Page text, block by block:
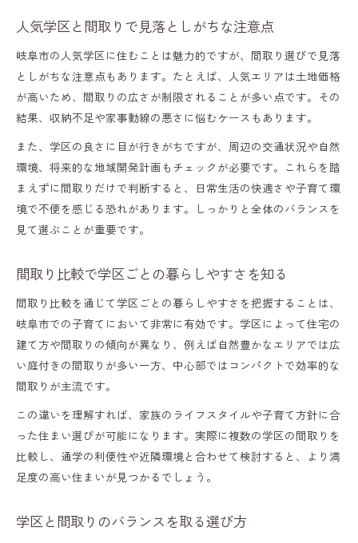
人気学区と間取りで見落としがちな注意点
岐阜市の人気学区に住むことは魅力的ですが、間取り選びで見落
としがちな注意点もあります。たとえば、人気エリアは土地価格
が高いため、間取りの広さが制限されることが多い点です。その
結果、収納不足や家事動線の悪さに悩むケースもあります。
また、学区の良さに目が行きがちですが、周辺の交通状況や自然
環境、将来的な地域開発計画もチェックが必要です。これらを踏
まえずに間取りだけで判断すると、日常生活の快適さや子育て環
境で不便を感じる恐れがあります。しっかりと全体のバランスを
見て選ぶことが重要です。
間取り比較で学区ごとの暮らしやすさを知る
間取り比較を通じて学区ごとの暮らしやすさを把握することは、
岐阜市での子育てにおいて非常に有効です。学区によって住宅の
建て方や間取りの傾向が異なり、例えば自然豊かなエリアでは広
い庭付きの間取りが多い一方、中心部ではコンパクトで効率的な
間取りが主流です。
この違いを理解すれば、家族のライフスタイルや子育て方針に合
った住まい選びが可能になります。実際に複数の学区の間取りを
比較し、通学の利便性や近隣環境と合わせて検討すると、より満
足度の高い住まいが見つかるでしょう。
学区と間取りのバランスを取る選び方